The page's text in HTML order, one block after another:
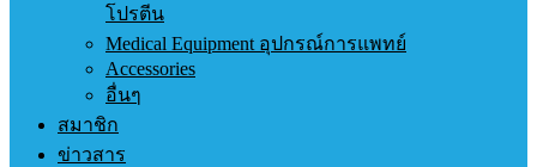
โปรตีน
Medical Equipment อุปกรณ์การแพทย์
Accessories
อื่นๆ
สมาชิก
ข่าวสาร